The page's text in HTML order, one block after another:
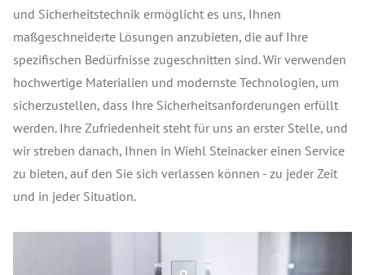
und Sicherheitstechnik ermöglicht es uns, Ihnen
maßgeschneiderte Lösungen anzubieten, die auf Ihre
spezifischen Bedürfnisse zugeschnitten sind. Wir verwenden
hochwertige Materialien und modernste Technologien, um
sicherzustellen, dass Ihre Sicherheitsanforderungen erfüllt
werden. Ihre Zufriedenheit steht für uns an erster Stelle, und
wir streben danach, Ihnen in Wiehl Steinacker einen Service
zu bieten, auf den Sie sich verlassen können - zu jeder Zeit
und in jeder Situation.